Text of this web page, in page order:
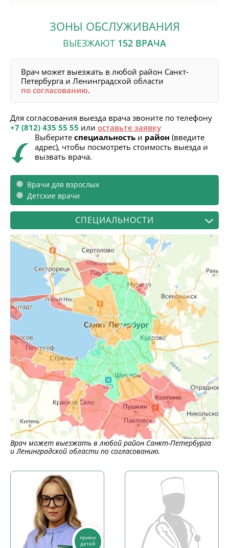
ЗОНЫ ОБСЛУЖИВАНИЯ
ВЫЕЗЖАЮТ 152 ВРАЧА
Врач может выезжать в любой район Санкт-
Петербурга и Ленинградской области
по согласованию.
Выберите специальность и район (введите
адрес), чтобы посмотреть стоимость выезда и
вызвать врача.
Для согласования выезда врача звоните по телефону
+7 (812) 435 55 55 или оставьте заявку
Врачи для взрослых
Детские врачи
СПЕЦИАЛЬНОСТИ
Врач может выезжать в любой район Санкт-Петербурга
и Ленинградской области по согласованию.
прием
детей